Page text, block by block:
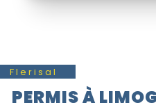
Flerisal
PERMIS À